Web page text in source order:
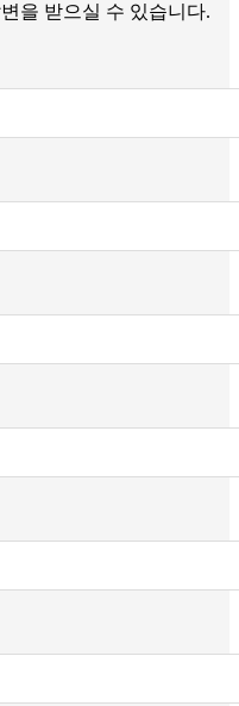
을 받으실 수 있습니다.